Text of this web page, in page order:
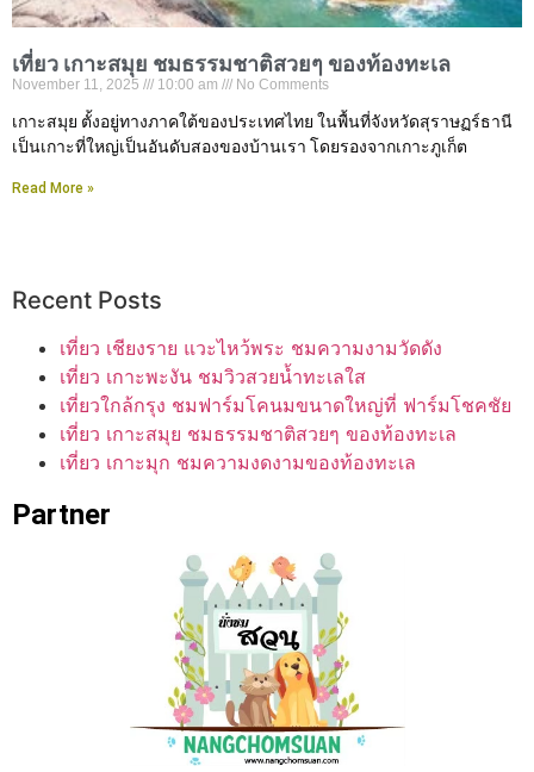
เที่ยว เกาะสมุย ชมธรรมชาติสวยๆ ของท้องทะเล
November 11, 2025 10:00 am No Comments
เกาะสมุย ตั้งอยู่ทางภาคใต้ของประเทศไทย ในพื้นที่จังหวัดสุราษฏร์ธานี
เป็นเกาะที่ใหญ่เป็นอันดับสองของบ้านเรา โดยรองจากเกาะภูเก็ต
Read More »
Recent Posts
เที่ยว เชียงราย แวะไหว้พระ ชมความงามวัดดัง
เที่ยว เกาะพะงัน ชมวิวสวยน้ำทะเลใส
เที่ยวใกล้กรุง ชมฟาร์มโคนมขนาดใหญ่ที่ ฟาร์มโชคชัย
เที่ยว เกาะสมุย ชมธรรมชาติสวยๆ ของท้องทะเล
เที่ยว เกาะมุก ชมความงดงามของท้องทะเล
Partner